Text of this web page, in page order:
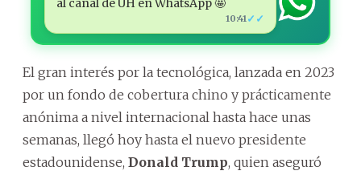
al canal de ÚH en WhatsApp 🤩
10:41 ✓✓
El gran interés por la tecnológica, lanzada en 2023
por un fondo de cobertura chino y prácticamente
anónima a nivel internacional hasta hace unas
semanas, llegó hoy hasta el nuevo presidente
estadounidense, Donald Trump, quien aseguró